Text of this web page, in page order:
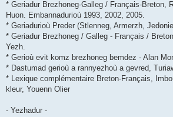
* Geriadur Brezhoneg-Galleg / Français-Breton,
Huon. Embannadurioù 1993, 2002, 2005.
* Geriadurioù Preder (Stlenneg, Armerzh,
* Geriadur Brezhoneg / Galleg - Français /
Yezh.
* Gerioù evit komz brezhoneg bemdez - Alan
* Dastumad gerioù a rannyezhoù a gevred,
* Lexique complémentaire Breton-Français,
kleur, Youenn Olier
- Yezhadur -